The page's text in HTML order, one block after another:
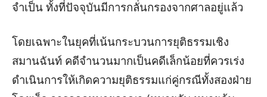
จำเป็น ทั้งที่ปัจจุบันมีการกลั่นกรองจากศาลอยู่แล้ว
โดยเฉพาะในยุคที่เน้นกระบวนการยุติธรรมเชิง
สมานฉันท์ คดีจำนวนมากเป็นคดีเล็กน้อยที่ควรเร่ง
ดำเนินการให้เกิดความยุติธรรมแก่คู่กรณีทั้งสองฝ่าย